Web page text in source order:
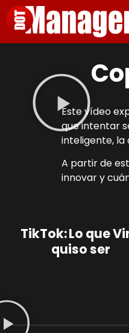
Este vídeo
que intentar
inteligente, la
A partir de
innovar y
TikTok: Lo que
quiso ser